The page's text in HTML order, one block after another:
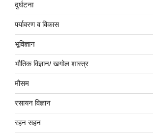
दुर्घटना
पर्यावरण व विकास
भूविज्ञान
भौतिक विज्ञान/ खगोल शास्त्र
मौसम
रसायन विज्ञान
रहन सहन